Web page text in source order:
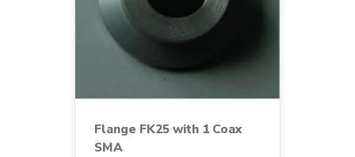
Flange FK25 with 1 Coax
SMA